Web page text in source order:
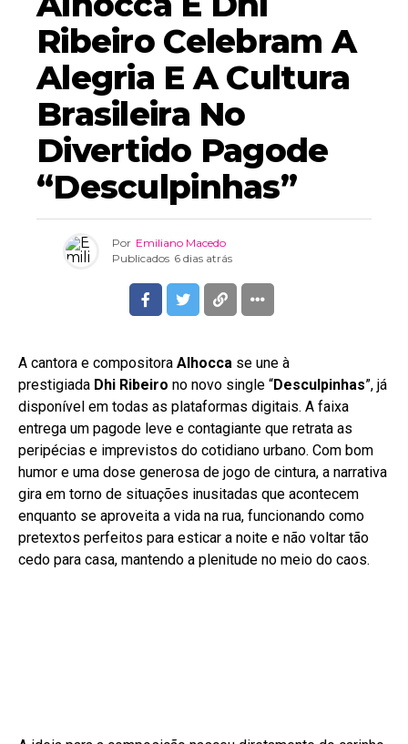
Ribeiro Celebram A
Alegria E A Cultura
Brasileira No
Divertido Pagode
“Desculpinhas”
Por Emiliano Macedo
Publicados 6 dias atrás
A cantora e compositora Alhocca se une à
prestigiada Dhi Ribeiro no novo single “Desculpinhas”, já
disponível em todas as plataformas digitais. A faixa
entrega um pagode leve e contagiante que retrata as
peripécias e imprevistos do cotidiano urbano. Com bom
humor e uma dose generosa de jogo de cintura, a narrativa
gira em torno de situações inusitadas que acontecem
enquanto se aproveita a vida na rua, funcionando como
pretextos perfeitos para esticar a noite e não voltar tão
cedo para casa, mantendo a plenitude no meio do caos.